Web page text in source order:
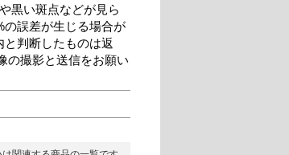
黒い斑点などが見ら
誤差が生じる場合が
判断したものは返
の撮影と送信をお願い